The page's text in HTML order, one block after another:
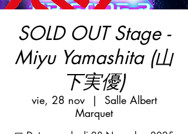
SOLD OUT Stage -
Miyu Yamashita (山
下実優)
vie, 28 nov
  |
Salle Albert
Marquet